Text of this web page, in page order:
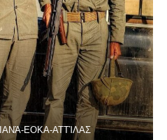
ΕΟΚΑ-ΑΤΤΊΛΑΣ